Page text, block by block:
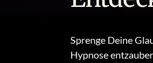
Sprenge Deine
Hypnose